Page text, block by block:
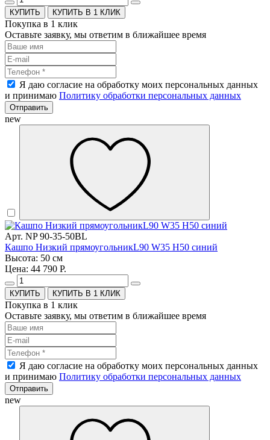
КУПИТЬ В 1 КЛИК
Покупка в 1 клик
Оставьте заявку, мы ответим в ближайшее время
Я даю согласие на обработку моих персональных данных
и принимаю Политику обработки персональных данных
Отправить
new
Арт. NP 90-35-50BL
Кашпо Низкий прямоугольникL90 W35 H50 синий
Высота: 50 см
Цена: 44 790 Р.
КУПИТЬ В 1 КЛИК
Покупка в 1 клик
Оставьте заявку, мы ответим в ближайшее время
Я даю согласие на обработку моих персональных данных
и принимаю Политику обработки персональных данных
Отправить
new